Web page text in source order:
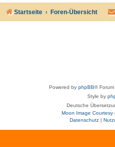
Startseite Foren-Übersicht
Powered by phpBB® Forum
Style by
Deutsche
Moon Image Courtesy
Datenschutz|